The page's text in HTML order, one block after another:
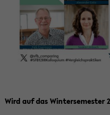
Wird auf das Win­ter­se­mes­ter